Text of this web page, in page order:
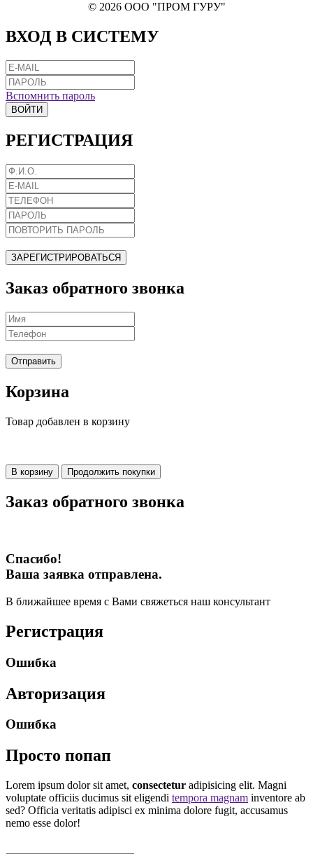
© 2026 ООО "ПРОМ ГУРУ"
ВХОД В СИСТЕМУ
Вспомнить пароль
ВОЙТИ
РЕГИСТРАЦИЯ
ЗАРЕГИСТРИРОВАТЬСЯ
Заказ обратного звонка
Отправить
Корзина
Товар добавлен в корзину
В корзину Продолжить покупки
Заказ обратного звонка
Спасибо!
Ваша заявка отправлена.
В ближайшее время с Вами свяжеться наш консультант
Регистрация
Ошибка
Авторизация
Ошибка
Просто попап
Lorem ipsum dolor sit amet, consectetur adipisicing elit. Magni
voluptate officiis ducimus sit eligendi tempora magnam inventore ab
sed? Officia veritatis adipisci ex minima dolore fugit, accusamus
nemo esse dolor!